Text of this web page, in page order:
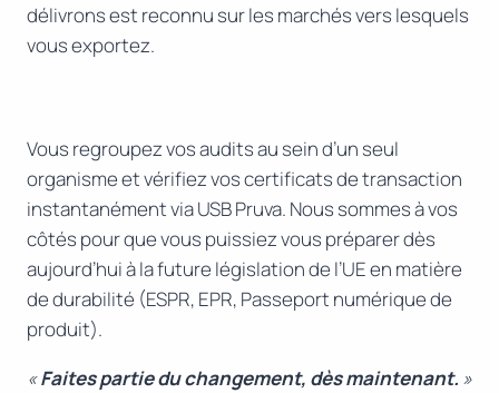
délivrons est reconnu sur les marchés vers lesquels
vous exportez.
Vous regroupez vos audits au sein d’un seul
organisme et vérifiez vos certificats de transaction
instantanément via USB Pruva. Nous sommes à vos
côtés pour que vous puissiez vous préparer dès
aujourd’hui à la future législation de l’UE en matière
de durabilité (ESPR, EPR, Passeport numérique de
produit).
«Faites partie du changement, dès maintenant. »